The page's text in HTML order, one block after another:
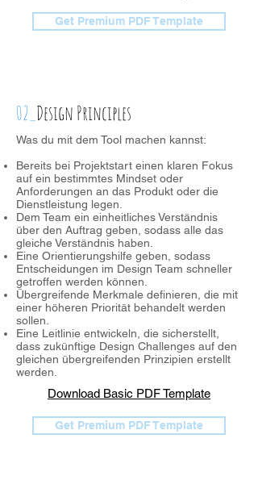
Get Premium PDF Template
02_ Design Principles
Was du mit dem Tool machen kannst:
Bereits bei Projektstart einen klaren Fokus
auf ein bestimmtes Mindset oder
Anforderungen an das Produkt oder die
Dienstleistung legen.
Dem Team ein einheitliches Verständnis
über den Auftrag geben, sodass alle das
gleiche Verständnis haben.
Eine Orientierungshilfe geben, sodass
Entscheidungen im Design Team schneller
getroffen werden können.
Übergreifende Merkmale definieren, die mit
einer höheren Priorität behandelt werden
sollen.
Eine Leitlinie entwickeln, die sicherstellt,
dass zukünftige Design Challenges auf den
gleichen übergreifenden Prinzipien erstellt
werden.
Download Basic PDF Template
Get Premium PDF Template